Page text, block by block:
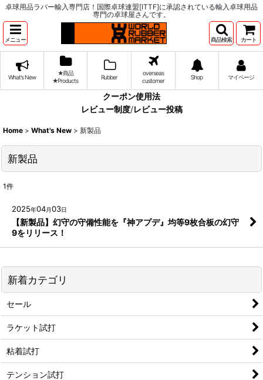
卓球用品ラバー輸入専門店！国際卓球連盟[ITTF]に承認されている輸入卓球用品
専門の卓球屋さんです。
メニュー 商品検索 カート
What's New
★商品
★Products
Rubber
overseas
customer
Shop マイページ
クーポン使用法
レビュー制度/レビュー投稿
Home > What's New > 新製品
新製品
1件
2025年04月03日
【新製品】幻守の守備性能を『神アプデ』均等9枚合板の幻守
9をリリース！
新着カテゴリ
セール
ラケット試打
粘着試打
テンション試打